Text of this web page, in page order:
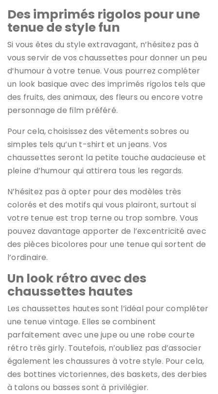
Des imprimés rigolos pour une
tenue de style fun
Si vous êtes du style extravagant, n’hésitez pas à
vous servir de vos chaussettes pour donner un peu
d’humour à votre tenue. Vous pourrez compléter
un look basique avec des imprimés rigolos tels que
des fruits, des animaux, des fleurs ou encore votre
personnage de film préféré.
Pour cela, choisissez des vêtements sobres ou
simples tels qu’un t-shirt et un jeans. Vos
chaussettes seront la petite touche audacieuse et
pleine d’humour qui attirera tous les regards.
N’hésitez pas à opter pour des modèles très
colorés et des motifs qui vous plairont, surtout si
votre tenue est trop terne ou trop sombre. Vous
pouvez davantage apporter de l’excentricité avec
des pièces bicolores pour une tenue qui sortent de
l’ordinaire.
Un look rétro avec des
chaussettes hautes
Les chaussettes hautes sont l’idéal pour compléter
une tenue vintage. Elles se combinent
parfaitement avec une jupe ou une robe courte
rétro très girly. Toutefois, n’oubliez pas d’associer
également les chaussures à votre style. Pour cela,
des bottines victoriennes, des baskets, des derbies
à talons ou basses sont à privilégier.